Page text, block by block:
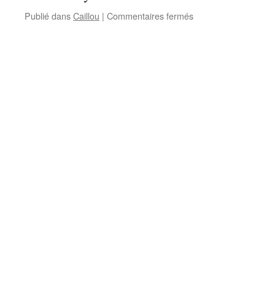
Publié dansCaillou | Commentaires ferméssur